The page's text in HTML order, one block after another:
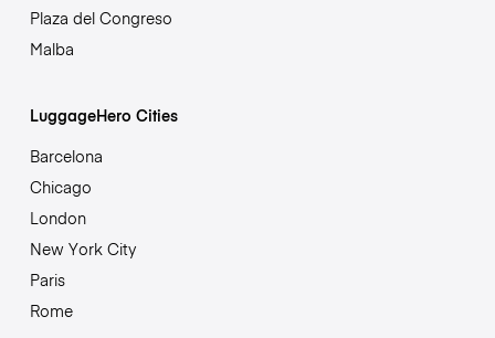
Plaza del Congreso
Malba
LuggageHero Cities
Barcelona
Chicago
London
New York City
Paris
Rome